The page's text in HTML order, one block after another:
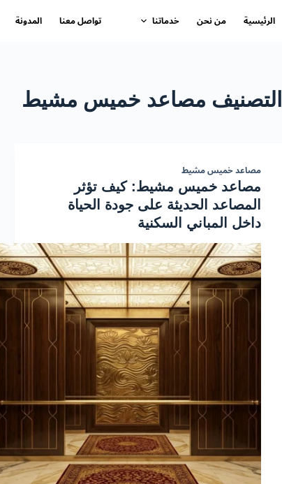
الرئيسية من نحن خدماتنا تواصل معنا المدونة
التصنيف مصاعد خميس مشيط
مصاعد خميس مشيط
مصاعد خميس مشيط: كيف تؤثر
المصاعد الحديثة على جودة الحياة
داخل المباني السكنية